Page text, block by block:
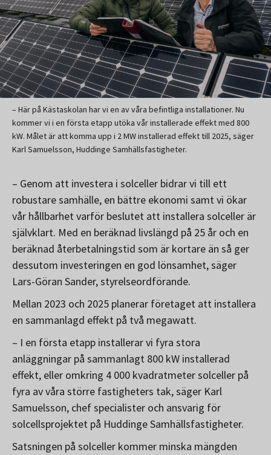
– Här på Kästaskolan har vi en av våra befintliga installationer. Nu
kommer vi i en första etapp utöka vår installerade effekt med 800
kW. Målet är att komma upp i 2 MW installerad effekt till 2025, säger
Karl Samuelsson, Huddinge Samhällsfastigheter.
– Genom att investera i solceller bidrar vi till ett
robustare samhälle, en bättre ekonomi samt vi ökar
vår hållbarhet varför beslutet att installera solceller är
självklart. Med en beräknad livslängd på 25 år och en
beräknad återbetalningstid som är kortare än så ger
dessutom investeringen en god lönsamhet, säger
Lars-Göran Sander, styrelseordförande.
Mellan 2023 och 2025 planerar företaget att installera
en sammanlagd effekt på två megawatt.
– I en första etapp installerar vi fyra stora
anläggningar på sammanlagt 800 kW installerad
effekt, eller omkring 4 000 kvadratmeter solceller på
fyra av våra större fastigheters tak, säger Karl
Samuelsson, chef specialister och ansvarig för
solcellsprojektet på Huddinge Samhällsfastigheter.
Satsningen på solceller kommer minska mängden